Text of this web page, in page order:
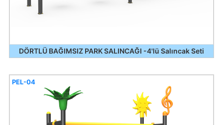
DÖRTLÜ BAĞIMSIZ PARK SALINCAĞI -4'lü Salıncak Seti
PEL-04